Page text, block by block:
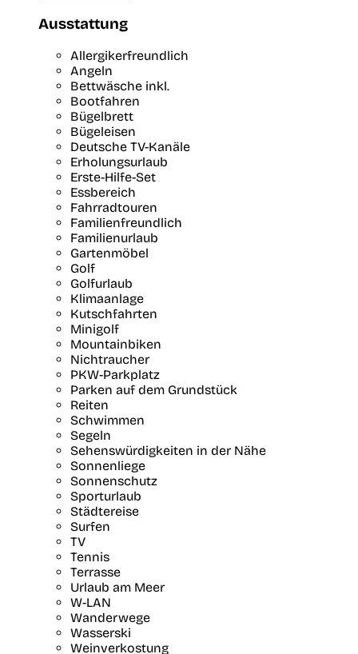
Ausstattung
Allergikerfreundlich
Angeln
Bettwäsche inkl.
Bootfahren
Bügelbrett
Bügeleisen
Deutsche TV-Kanäle
Erholungsurlaub
Erste-Hilfe-Set
Essbereich
Fahrradtouren
Familienfreundlich
Familienurlaub
Gartenmöbel
Golf
Golfurlaub
Klimaanlage
Kutschfahrten
Minigolf
Mountainbiken
Nichtraucher
PKW-Parkplatz
Parken auf dem Grundstück
Reiten
Schwimmen
Segeln
Sehenswürdigkeiten in der Nähe
Sonnenliege
Sonnenschutz
Sporturlaub
Städtereise
Surfen
TV
Tennis
Terrasse
Urlaub am Meer
W-LAN
Wanderwege
Wasserski
Weinverkostung